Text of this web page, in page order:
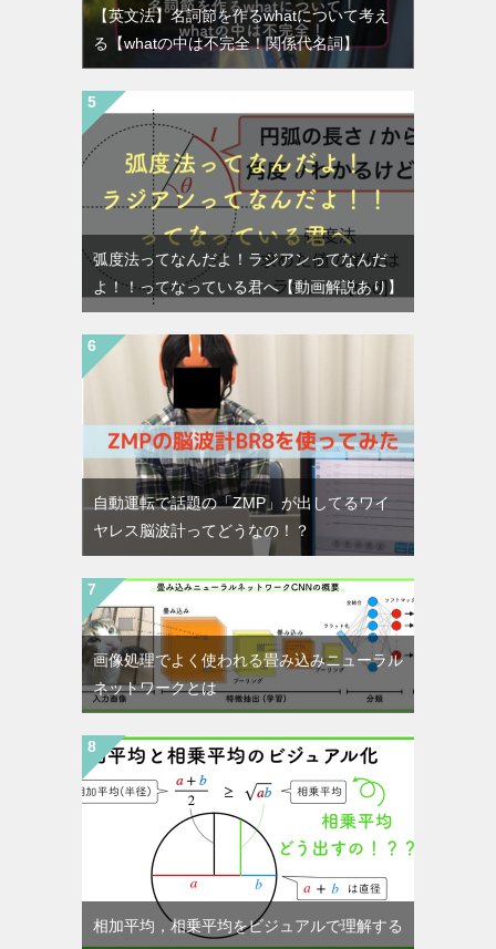
【英文法】名詞節を作るwhatについて考え
る【whatの中は不完全！関係代名詞】
弧度法ってなんだよ！ラジアンってなんだ
よ！！ってなっている君へ【動画解説あり】
自動運転で話題の「ZMP」が出してるワイ
ヤレス脳波計ってどうなの！？
画像処理でよく使われる畳み込みニューラル
ネットワークとは
相加平均，相乗平均をビジュアルで理解する